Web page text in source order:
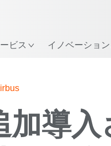
ビス イノベーショ
加導